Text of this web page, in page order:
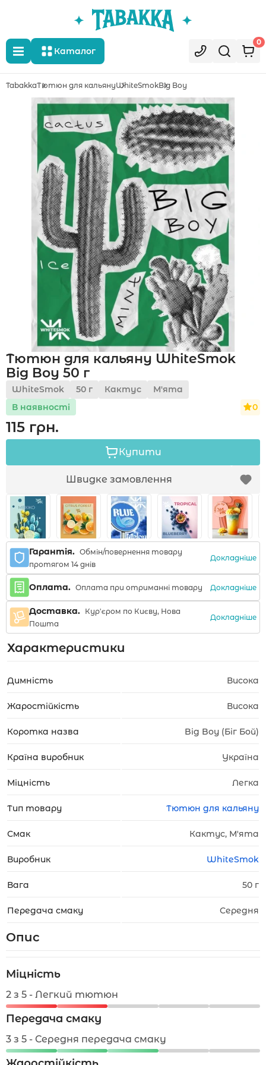
Каталог
0
Акції
Укр
TabakkaТютюн для кальянуWhiteSmokBig Boy
Тютюн для кальяну WhiteSmok
Big Boy 50 г
WhiteSmok 50 г Кактус
М'ята
В наявності
0
115 грн.
Купити
Швидке замовлення
Гарантія. Обмін/повернення товару
протягом 14 днів
Докладніше
Оплата. Оплата при отриманні товару Докладніше
Доставка. Кур'єром по Києву, Нова
Пошта
Докладніше
Характеристики
Димність Висока
Жаростійкість Висока
Коротка назва Big Boy (Біг Бой)
Країна виробник Україна
Міцність Легка
Тип товару Тютюн для кальяну
Смак Кактус, М'ята
Виробник WhiteSmok
Вага 50 г
Передача смаку Середня
Опис
Міцність
2 з 5 - Легкий тютюн
Передача смаку
3 з 5 - Середня передача смаку